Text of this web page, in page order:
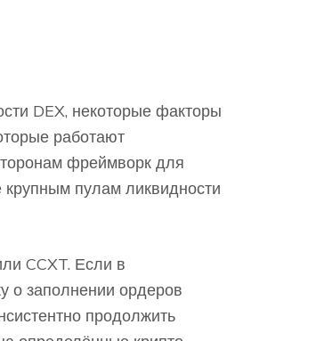
DEX, некоторые факторы
работают
фреймворк для
крупным пулам ликвидности
CCXT. Если в
о заполнении ордеров
продолжить